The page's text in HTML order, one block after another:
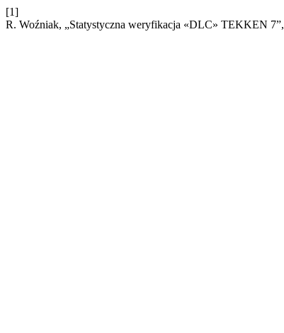
[1]
R. Woźniak, „Statystyczna weryfikacja «DLC» TEKKEN 7”,